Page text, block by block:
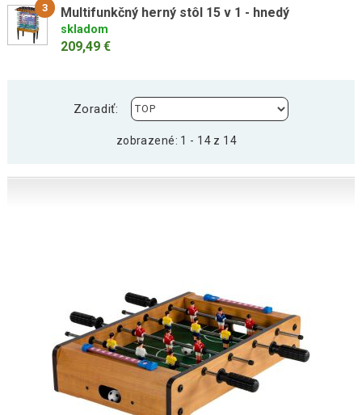
3 Multifunkčný herný stôl 15 v 1 - hnedý
skladom
209,49 €
Zoradiť:
zobrazené: 1 - 14 z 14